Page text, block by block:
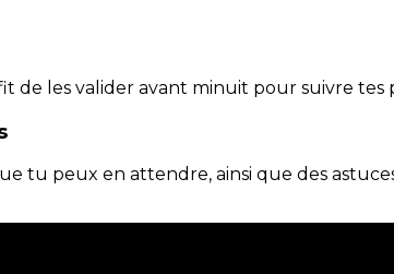
de les valider avant minuit pour suivre tes
tu peux en attendre, ainsi que des